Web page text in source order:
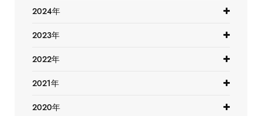
2024年
2023年
2022年
2021年
2020年